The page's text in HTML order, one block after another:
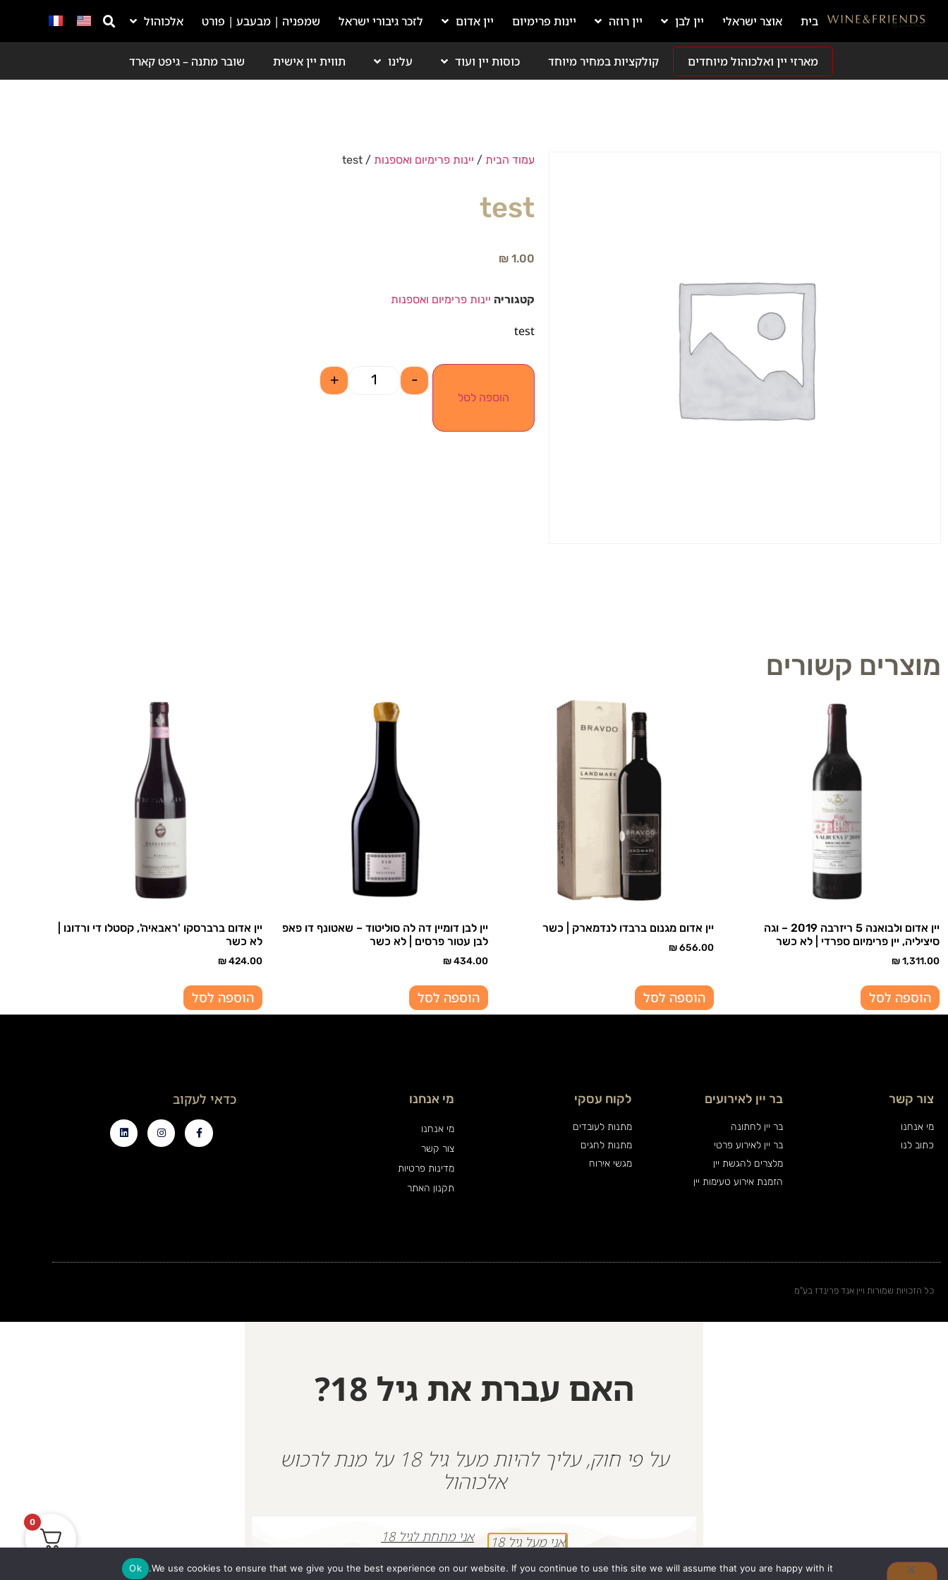
בית אוצר ישראלי יין לבן יין רוזה יינות פרימיום יין אדום לזכר גיבורי ישראל שמפניה | מבעבע | פורט אלכוהול
מארזי יין ואלכוהול מיוחדים קולקציות במחיר מיוחד כוסות יין ועוד עלינו תווית יין אישית שובר מתנה – גיפט קארד
עמוד הבית / יינות פרימיום ואספנות / test
test
₪ 1.00
קטגוריה יינות פרימיום ואספנות
test
-
+
הוספה לסל
מוצרים קשורים
יין אדום ולבואנה 5 ריזרבה 2019 – וגה
סיציליה, יין פרימיום ספרדי | לא כשר
₪1,311.00
הוספה לסל
יין אדום מגנום ברבדו לנדמארק | כשר
₪656.00
הוספה לסל
יין לבן דומיין דה לה סוליטוד – שאטונף דו פאפ
לבן עטור פרסים | לא כשר
₪434.00
הוספה לסל
יין אדום ברברסקו 'ראבאיה', קסטלו די ורדונו |
לא כשר
₪424.00
הוספה לסל
צור קשר
מי אנחנו
כתוב לנו
בר יין לאירועים
בר יין לחתונה
בר יין לאירוע פרטי
מלצרים להגשת יין
הזמנת אירוע טעימות יין
לקוח עסקי
מתנות לעובדים
מתנות לחגים
מגשי אירוח
מי אנחנו
מי אנחנו
צור קשר
מדינות פרטיות
תקנון האתר
כדאי לעקוב
כל הזכויות שמורות ויין אנד פרינדז בע"מ
0
We use cookies to ensure that we give you the best experience on our website. If you continue to use this site we will assume that you are happy with it.
Ok
האם עברת את גיל 18?
על פי חוק, עליך להיות מעל גיל 18 על מנת לרכוש
אלכוהול
אני מעל גיל 18 אני מתחת לגיל 18